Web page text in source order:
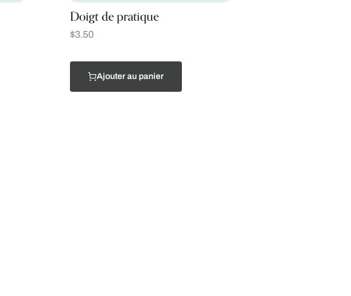
Doigt de pratique
$3.50
Ajouter au panier